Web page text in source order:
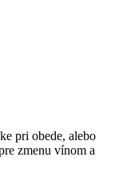
pri obede, alebo
zmenu vínom a